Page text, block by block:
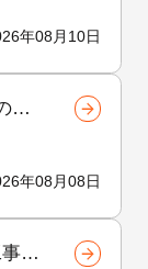
年08月10日
地
ム
年08月08日
シ